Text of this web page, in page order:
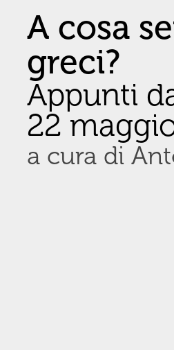
A cosa
greci?
Appunti
22
a cura di